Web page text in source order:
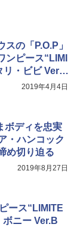
特典:オリジナル
と離】二振りの
タジオ描き下ろ
の「P.O.P」
ンピース“LIMI
リ・ビビ Ver.B
」発売決定
2019年4月4日
ボディを忠実
・ハンコック
め切り迫る
2019年8月27日
ース“LIMITE
ボニー Ver.B